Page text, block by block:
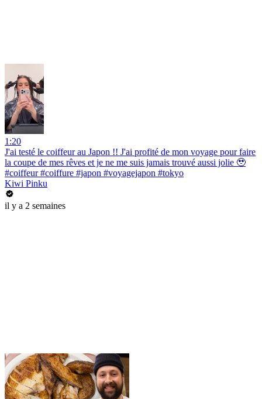
1:20
J'ai testé le coiffeur au Japon !! J'ai profité de mon voyage pour faire
la coupe de mes rêves et je ne me suis jamais trouvé aussi jolie 🥹
#coiffeur #coiffure #japon #voyagejapon #tokyo
Kiwi Pinku
il y a 2 semaines